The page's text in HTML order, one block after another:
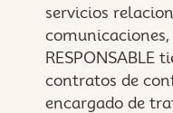
servicios
RESPONSABLE
contratos de
encargado de